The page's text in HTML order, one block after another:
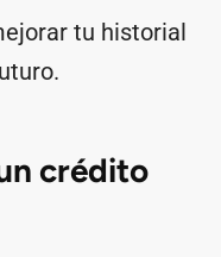
tu historial
crédito